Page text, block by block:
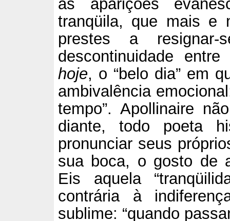
às aparições
tranqüila, que mais e
prestes a
descontinuidade
hoje, o “belo dia” em
ambivalência
tempo”. Apollinaire
diante, todo poeta
pronunciar seus
sua boca, o gosto de
Eis aquela
contrária à
sublime: “quando